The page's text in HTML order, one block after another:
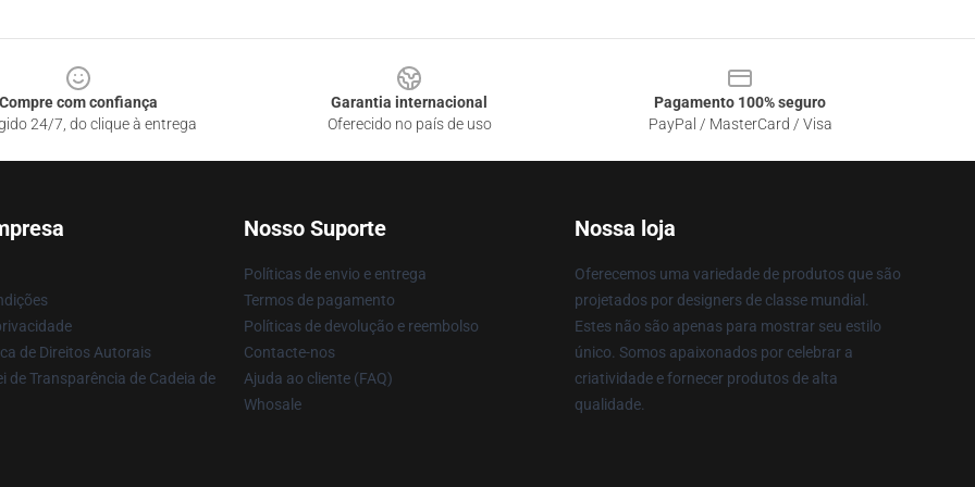
Compre com confiança
24/7, do clique à entrega
Garantia internacional
Oferecido no país de uso
Pagamento 100% seguro
PayPal / MasterCard / Visa
de Direitos Autorais
de Transparência de Cadeia de
Nosso Suporte
Políticas de envio e entrega
Termos de pagamento
Políticas de devolução e reembolso
Contacte-nos
Ajuda ao cliente (FAQ)
Whosale
Nossa loja
Oferecemos uma variedade de produtos que são
projetados por designers de classe mundial.
Estes não são apenas para mostrar seu estilo
único. Somos apaixonados por celebrar a
criatividade e fornecer produtos de alta
qualidade.